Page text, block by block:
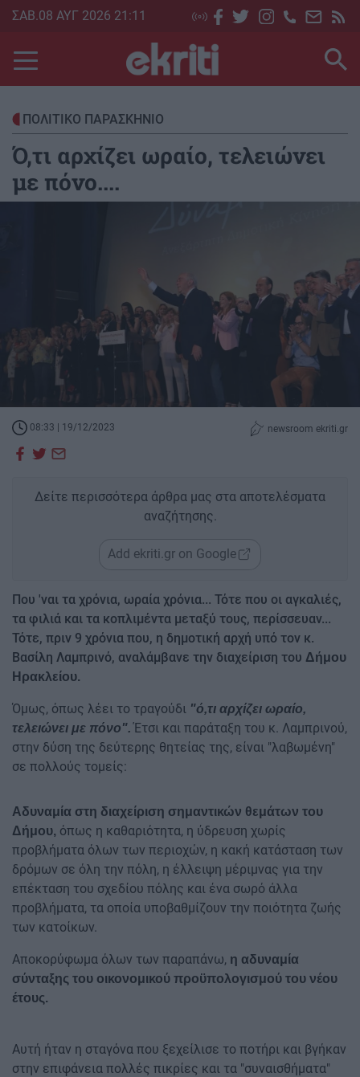
Skip
main
content
ΣΑΒ.08 ΑΥΓ 2026 21:11
ΠΟΛΙΤΙΚΟ ΠΑΡΑΣΚΗΝΙΟ
Ό,τι αρχίζει ωραίο, τελειώνει
με πόνο....
08:33 | 19/12/2023 newsroom ekriti.gr
Δείτε περισσότερα άρθρα μας στα αποτελέσματα
αναζήτησης.
Add ekriti.gr on Google
Που 'ναι τα χρόνια, ωραία χρόνια... Τότε που οι αγκαλιές,
τα φιλιά και τα κοπλιμέντα μεταξύ τους, περίσσευαν...
Τότε, πριν 9 χρόνια που, η δημοτική αρχή υπό τον κ.
Βασίλη Λαμπρινό, αναλάμβανε την διαχείριση του Δήμου
Ηρακλείου.
Όμως, όπως λέει το τραγούδι "ό,τι αρχίζει ωραίο,
τελειώνει με πόνο".Έτσι και παράταξη του κ. Λαμπρινού,
στην δύση της δεύτερης θητείας της, είναι "λαβωμένη"
σε πολλούς τομείς:
Αδυναμία στη διαχείριση σημαντικών θεμάτων του
Δήμου, όπως η καθαριότητα, η ύδρευση χωρίς
προβλήματα όλων των περιοχών, η κακή κατάσταση των
δρόμων σε όλη την πόλη, η έλλειψη μέριμνας για την
επέκταση του σχεδίου πόλης και ένα σωρό άλλα
προβλήματα, τα οποία υποβαθμίζουν την ποιότητα ζωής
των κατοίκων.
Αποκορύφωμα όλων των παραπάνω, η αδυναμία
σύνταξης του οικονομικού προϋπολογισμού του νέου
έτους.
Αυτή ήταν η σταγόνα που ξεχείλισε το ποτήρι και βγήκαν
στην επιφάνεια πολλές πικρίες και τα "συναισθήματα"